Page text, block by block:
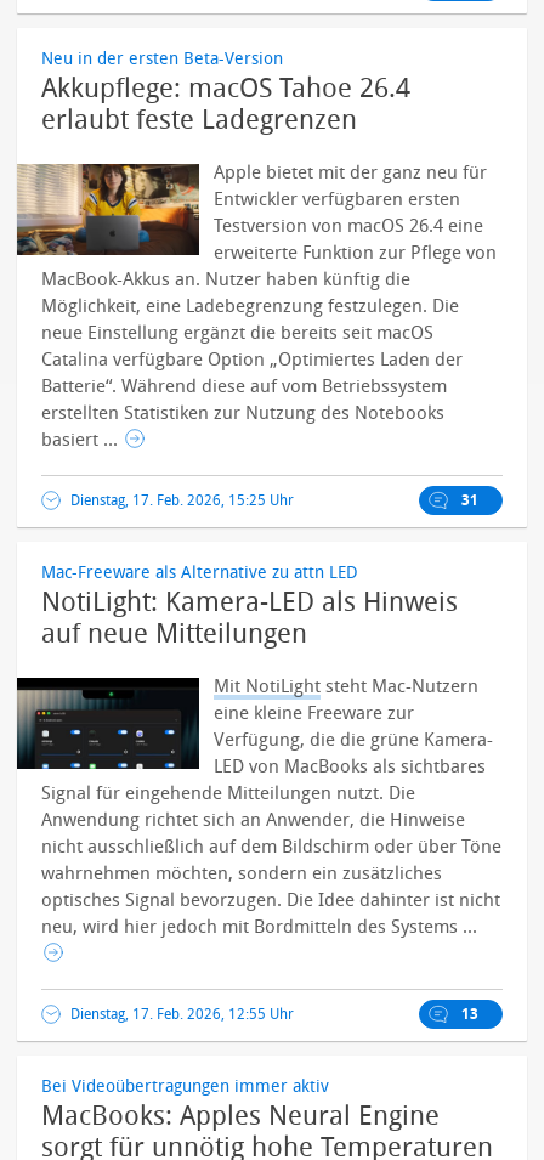
Neu in der ersten Beta-Version
Akkupflege: macOS Tahoe 26.4
erlaubt feste Ladegrenzen
Apple bietet mit der ganz neu für
Entwickler verfügbaren ersten
Testversion von macOS 26.4 eine
erweiterte Funktion zur Pflege von
MacBook-Akkus an. Nutzer haben künftig die
Möglichkeit, eine Ladebegrenzung festzulegen. Die
neue Einstellung ergänzt die bereits seit macOS
Catalina verfügbare Option „Optimiertes Laden der
Batterie“. Während diese auf vom Betriebssystem
erstellten Statistiken zur Nutzung des Notebooks
basiert ...
Dienstag, 17. Feb. 2026, 15:25 Uhr 31
Mac-Freeware als Alternative zu attn LED
NotiLight: Kamera-LED als Hinweis
auf neue Mitteilungen
Mit NotiLight steht Mac-Nutzern
eine kleine Freeware zur
Verfügung, die die grüne Kamera-
LED von MacBooks als sichtbares
Signal für eingehende Mitteilungen nutzt. Die
Anwendung richtet sich an Anwender, die Hinweise
nicht ausschließlich auf dem Bildschirm oder über Töne
wahrnehmen möchten, sondern ein zusätzliches
optisches Signal bevorzugen. Die Idee dahinter ist nicht
neu, wird hier jedoch mit Bordmitteln des Systems ...
Dienstag, 17. Feb. 2026, 12:55 Uhr 13
Bei Videoübertragungen immer aktiv
MacBooks: Apples Neural Engine
sorgt für unnötig hohe Temperaturen